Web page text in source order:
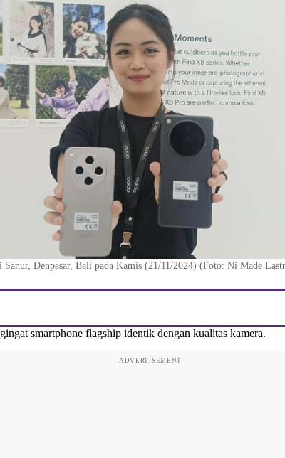
Denpasar, Bali pada Kamis (21/11/2024) (Foto: Ni Made
smartphone flagship identik dengan kualitas kamera.
ADVERTISEMENT